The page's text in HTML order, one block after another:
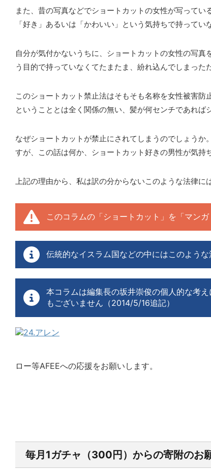
また、昔の写真などでショートカットの女性が写って
「好き」あるいは「かわいい」という気持ちで持って
自分が気付かないうちに、ショートカットの女性の写
う目的で持っていなくてたまたま、紛れ込んでしまった
このショートカット禁止法はそもそも名称を女性被害
ということとは全く関係の無い、髪が何センチであれば
なぜショートカットが禁止にされてしまうのでしょう
すが、この話は何か、ショートカット好きの男性が気持
上記の理由から、私は訳の分からないこのような法律に
このコラムの「ショートカット」を「マン
伝統的なイスラム国などの中にはこのよう
本コラムは編集長の坂井崇俊の個人的な考
もございません（2014/5/16追記）
ロー等AFEEへの応援をお願いします。
毎月1ガチャ（300円）からの寄附のお